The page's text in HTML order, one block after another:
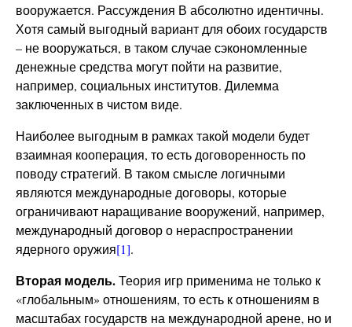
вооружается. Рассуждения В абсолютно идентичны.
Хотя самый выгодный вариант для обоих государств
– не вооружаться, в таком случае сэкономленные
денежные средства могут пойти на развитие,
например, социальных институтов. Дилемма
заключенных в чистом виде.
Наиболее выгодным в рамках такой модели будет
взаимная кооперация, то есть договоренность по
поводу стратегий. В таком смысле логичными
являются международные договоры, которые
ограничивают наращивание вооружений, например,
международный договор о нераспространении
ядерного оружия[1].
Вторая модель.Теория игр применима не только к
«глобальным» отношениям, то есть к отношениям в
масштабах государств на международной арене, но и